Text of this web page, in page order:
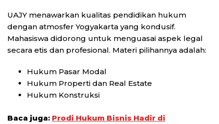
UAJY menawarkan kualitas pendidikan hukum
dengan atmosfer Yogyakarta yang kondusif.
Mahasiswa didorong untuk menguasai aspek legal
secara etis dan profesional. Materi pilihannya adalah:
Hukum Pasar Modal
Hukum Properti dan Real Estate
Hukum Konstruksi
Baca juga: Prodi Hukum Bisnis Hadir di